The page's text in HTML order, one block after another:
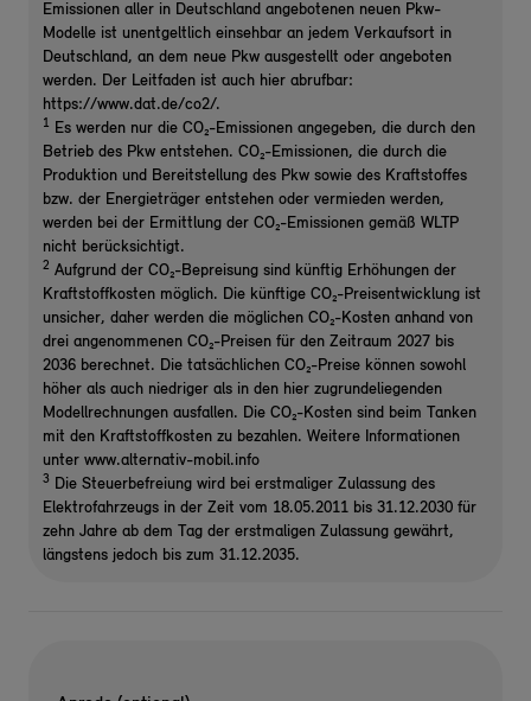
Emissionen aller in Deutschland angebotenen neuen Pkw-
Modelle ist unentgeltlich einsehbar an jedem Verkaufsort in
Deutschland, an dem neue Pkw ausgestellt oder angeboten
werden. Der Leitfaden ist auch hier abrufbar:
https://www.dat.de/co2/.
1 Es werden nur die CO₂-Emissionen angegeben, die durch den
Betrieb des Pkw entstehen. CO₂-Emissionen, die durch die
Produktion und Bereitstellung des Pkw sowie des Kraftstoffes
bzw. der Energieträger entstehen oder vermieden werden,
werden bei der Ermittlung der CO₂-Emissionen gemäß WLTP
nicht berücksichtigt.
2 Aufgrund der CO₂-Bepreisung sind künftig Erhöhungen der
Kraftstoffkosten möglich. Die künftige CO₂-Preisentwicklung ist
unsicher, daher werden die möglichen CO₂-Kosten anhand von
drei angenommenen CO₂-Preisen für den Zeitraum 2027 bis
2036 berechnet. Die tatsächlichen CO₂-Preise können sowohl
höher als auch niedriger als in den hier zugrundeliegenden
Modellrechnungen ausfallen. Die CO₂-Kosten sind beim Tanken
mit den Kraftstoffkosten zu bezahlen. Weitere Informationen
unter www.alternativ-mobil.info
3 Die Steuerbefreiung wird bei erstmaliger Zulassung des
Elektrofahrzeugs in der Zeit vom 18.05.2011 bis 31.12.2030 für
zehn Jahre ab dem Tag der erstmaligen Zulassung gewährt,
längstens jedoch bis zum 31.12.2035.